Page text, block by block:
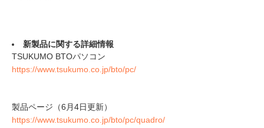
新製品に関する詳細情報
TSUKUMO BTOパソコン
https://www.tsukumo.co.jp/bto/pc/
製品ページ（6月4日更新）
https://www.tsukumo.co.jp/bto/pc/quadro/